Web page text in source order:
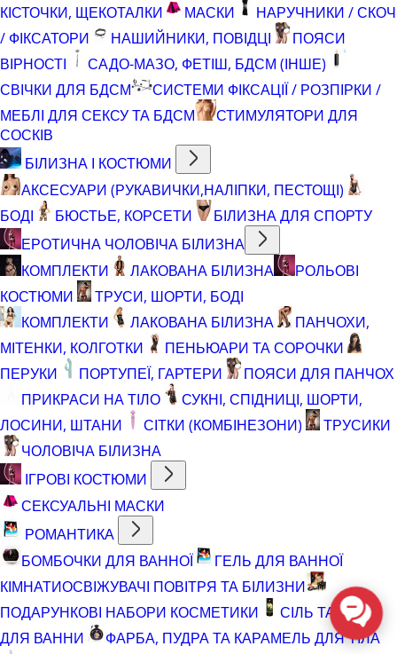
КІСТОЧКИ, ЩЕКОТАЛКИ
МАСКИ
НАРУЧНИКИ / СКОЧ
/ ФІКСАТОРИ
НАШИЙНИКИ, ПОВІДЦІ
ПОЯСИ
ВІРНОСТІ
САДО-МАЗО, ФЕТІШ, БДСМ (ІНШЕ)
СВІЧКИ ДЛЯ БДСМ
СИСТЕМИ ФІКСАЦІЇ / РОЗПІРКИ /
МЕБЛІ ДЛЯ СЕКСУ ТА БДСМ
СТИМУЛЯТОРИ ДЛЯ
СОСКІВ
БІЛИЗНА І КОСТЮМИ
АКСЕСУАРИ (РУКАВИЧКИ,НАЛІПКИ, ПЕСТОЩІ)
БОДІ
БЮСТЬЕ, КОРСЕТИ
БІЛИЗНА ДЛЯ СПОРТУ
ЕРОТИЧНА ЧОЛОВІЧА БІЛИЗНА
КОМПЛЕКТИ
ЛАКОВАНА БІЛИЗНА
РОЛЬОВІ
КОСТЮМИ
ТРУСИ, ШОРТИ, БОДІ
КОМПЛЕКТИ
ЛАКОВАНА БІЛИЗНА
ПАНЧОХИ,
МІТЕНКИ, КОЛГОТКИ
ПЕНЬЮАРИ ТА СОРОЧКИ
ПЕРУКИ
ПОРТУПЕЇ, ГАРТЕРИ
ПОЯСИ ДЛЯ ПАНЧОХ
ПРИКРАСИ НА ТІЛО
СУКНІ, СПІДНИЦІ, ШОРТИ,
ЛОСИНИ, ШТАНИ
СІТКИ (КОМБІНЕЗОНИ)
ТРУСИКИ
ЧОЛОВІЧА БІЛИЗНА
ІГРОВІ КОСТЮМИ
СЕКСУАЛЬНІ МАСКИ
РОМАНТИКА
БОМБОЧКИ ДЛЯ ВАННОЇ
ГЕЛЬ ДЛЯ ВАННОЇ
КІМНАТИОСВІЖУВАЧІ ПОВІТРЯ ТА БІЛИЗНИ
ПОДАРУНКОВІ НАБОРИ КОСМЕТИКИ
СІЛЬ ТА ПІНА
ДЛЯ ВАННИ
ФАРБА, ПУДРА ТА КАРАМЕЛЬ ДЛЯ ТІЛА